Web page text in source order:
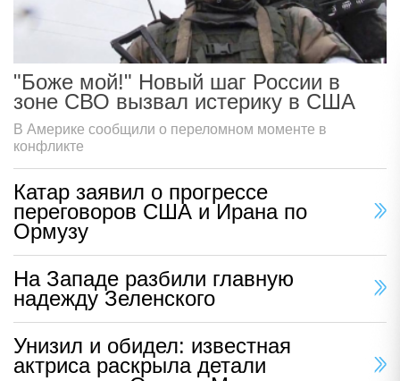
"Боже мой!" Новый шаг России в
зоне СВО вызвал истерику в США
В Америке сообщили о переломном моменте в
конфликте
Катар заявил о прогрессе
переговоров США и Ирана по
Ормузу
На Западе разбили главную
надежду Зеленского
Унизил и обидел: известная
актриса раскрыла детали